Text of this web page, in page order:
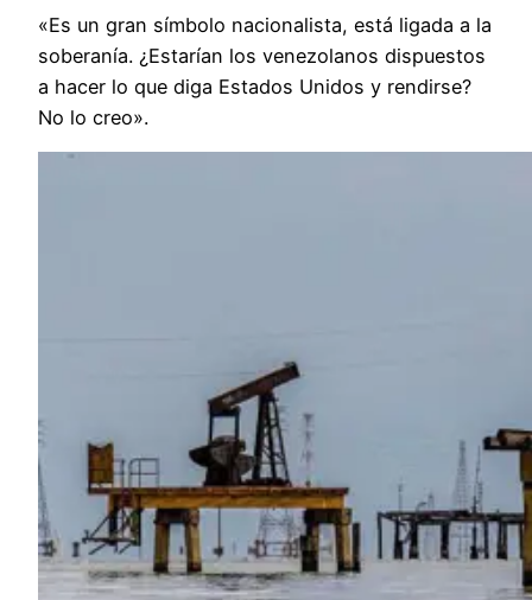
«Es un gran símbolo nacionalista, está ligada a la
soberanía. ¿Estarían los venezolanos dispuestos
a hacer lo que diga Estados Unidos y rendirse?
No lo creo».